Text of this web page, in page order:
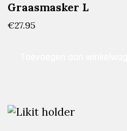
Graasmasker L
€27.95